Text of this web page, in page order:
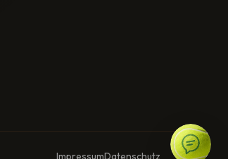
ImpressumDatenschutz